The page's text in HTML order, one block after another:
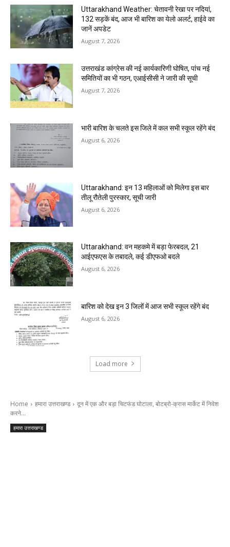
Uttarakhand Weather: चेतावनी रेखा पर नदियां,
132 सड़कें बंद, आज भी बारिश का येलो अलर्ट, हाईवे का
जानें अपडेट
August 7, 2026
उत्तराखंड कांग्रेस की नई कार्यकारिणी घोषित, पांच नई
समितियों का भी गठन, एआईसीसी ने जारी की सूची
August 7, 2026
भारी बारिश के चलते इस जिले में कल सभी स्कूल रहेंगे बंद
August 6, 2026
Uttarakhand: इन 13 महिलाओं को मिलेगा इस बार
तीलू रौतेली पुरस्कार, सूची जारी
August 6, 2026
Uttarakhand: वन महकमे में बड़ा फेरबदल, 21
आईएफएस के तबादले, कई डीएफओ बदले
August 6, 2026
बारिश को देख इन 3 जिलों में आज सभी स्कूल रहेंगे बंद
August 6, 2026
Load more